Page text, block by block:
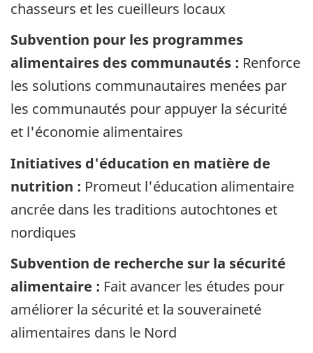
chasseurs et les cueilleurs locaux
Subvention pour les programmes
alimentaires des communautés : Renforce
les solutions communautaires menées par
les communautés pour appuyer la sécurité
et l'économie alimentaires
Initiatives d'éducation en matière de
nutrition : Promeut l'éducation alimentaire
ancrée dans les traditions autochtones et
nordiques
Subvention de recherche sur la sécurité
alimentaire : Fait avancer les études pour
améliorer la sécurité et la souveraineté
alimentaires dans le Nord